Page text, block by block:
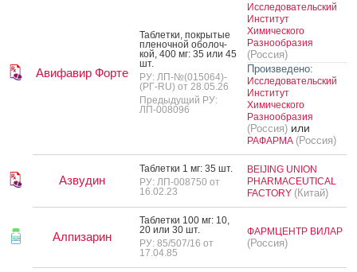
Авифавир Форте
Таб­летки, пок­ры­тые
пле­ноч­ной обо­лоч­
кой, 400 мг: 35 или 45
шт.
РУ: ЛП-№(015064)-
(РГ-RU) от 28.05.26
Предыдущий РУ:
ЛП-008096
Исследовательский
Институт
Химического
Разнообразия
(Россия)
Произведено:
Исследовательский
Институт
Химического
Разнообразия
(Россия) или
РАФАРМА (Россия)
Азвудин
Таб­летки 1 мг: 35 шт.
РУ: ЛП-008750 от
16.02.23
BEIJING UNION
PHARMACEUTICAL
FACTORY (Китай)
Алпизарин
Таб­летки 100 мг: 10,
20 или 30 шт.
РУ: 85/507/16 от
17.04.85
ФАРМЦЕНТР ВИЛАР
(Россия)